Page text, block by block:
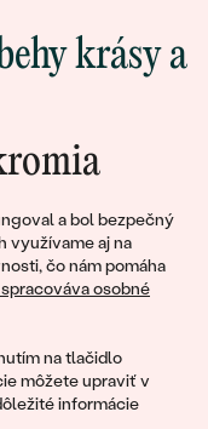
a bol bezpečný
využívame aj na
čo nám pomáha
osobné
na tlačidlo
môžete upraviť v
informácie
krásy a